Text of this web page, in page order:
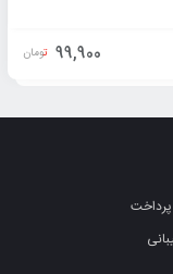
99,900 تومان